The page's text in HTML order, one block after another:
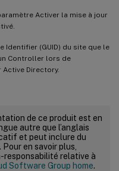
Activer la mise à jour
Identifier (GUID) du site que le
Controller lors de
Active Directory.
de ce produit est en
autre que l’anglais
et peut inclure du
en savoir plus,
responsabilité relative à
Software Group home.